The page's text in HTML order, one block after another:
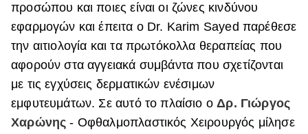
προσώπου και ποιες είναι οι ζώνες κινδύνου
εφαρμογών και έπειτα ο Dr. Karim Sayed παρέθεσε
την αιτιολογία και τα πρωτόκολλα θεραπείας που
αφορούν στα αγγειακά συμβάντα που σχετίζονται
με τις εγχύσεις δερματικών ενέσιμων
εμφυτευμάτων. Σε αυτό το πλαίσιο οΔρ. Γιώργος
Χαρώνης- Οφθαλμοπλαστικός Χειρουργός μίλησε